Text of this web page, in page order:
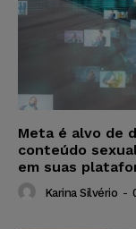
Meta é alvo de
conteúdo
em suas
Karina Silvério -